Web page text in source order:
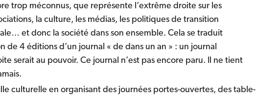
trop méconnus, que représente l’extrême droite sur les
la culture, les médias, les politiques de transition
et donc la société dans son ensemble. Cela se traduit
de 4 éditions d’un journal « de dans un an » : un journal
serait au pouvoir. Ce journal n’est pas encore paru. Il ne tient
culturelle en organisant des journées portes-ouvertes, des table-